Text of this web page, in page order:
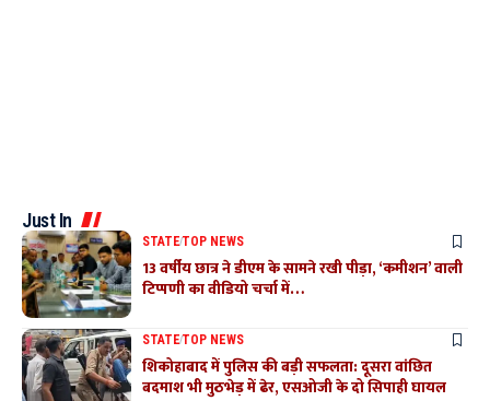
Just In
STATETOP NEWS
13 वर्षीय छात्र ने डीएम के सामने रखी पीड़ा, ‘कमीशन’ वाली
टिप्पणी का वीडियो चर्चा में…
STATETOP NEWS
शिकोहाबाद में पुलिस की बड़ी सफलता: दूसरा वांछित
बदमाश भी मुठभेड़ में ढेर, एसओजी के दो सिपाही घायल